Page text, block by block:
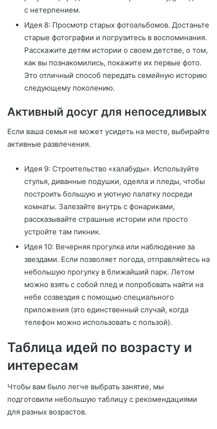
с нетерпением.
Идея 8: Просмотр старых фотоальбомов. Достаньте
старые фотографии и погрузитесь в воспоминания.
Расскажите детям истории о своем детстве, о том,
как вы познакомились, покажите их первые фото.
Это отличный способ передать семейную историю
следующему поколению.
Активный досуг для непоседливых
Если ваша семья не может усидеть на месте, выбирайте
активные развлечения.
Идея 9: Строительство «халабуды». Используйте
стулья, диванные подушки, одеяла и пледы, чтобы
построить большую и уютную палатку посреди
комнаты. Залезайте внутрь с фонариками,
рассказывайте страшные истории или просто
устройте там пикник.
Идея 10: Вечерняя прогулка или наблюдение за
звездами. Если позволяет погода, отправляйтесь на
небольшую прогулку в ближайший парк. Летом
можно взять с собой плед и попробовать найти на
небе созвездия с помощью специального
приложения (это единственный случай, когда
телефон можно использовать с пользой).
Таблица идей по возрасту и
интересам
Чтобы вам было легче выбрать занятие, мы
подготовили небольшую таблицу с рекомендациями
для разных возрастов.